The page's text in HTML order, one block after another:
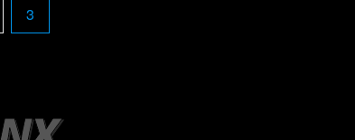
3